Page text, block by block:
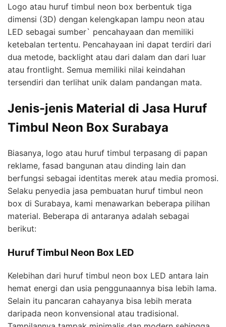
Logo atau huruf timbul neon box berbentuk tiga
dimensi (3D) dengan kelengkapan lampu neon atau
LED sebagai sumber` pencahayaan dan memiliki
ketebalan tertentu. Pencahayaan ini dapat terdiri dari
dua metode, backlight atau dari dalam dan dari luar
atau frontlight. Semua memiliki nilai keindahan
tersendiri dan terlihat unik dalam pandangan mata.
Jenis-jenis Material di Jasa Huruf
Timbul Neon Box Surabaya
Biasanya, logo atau huruf timbul terpasang di papan
reklame, fasad bangunan atau dinding lain dan
berfungsi sebagai identitas merek atau media promosi.
Selaku penyedia jasa pembuatan huruf timbul neon
box di Surabaya, kami menawarkan beberapa pilihan
material. Beberapa di antaranya adalah sebagai
berikut:
Huruf Timbul Neon Box LED
Kelebihan dari huruf timbul neon box LED antara lain
hemat energi dan usia penggunaannya bisa lebih lama.
Selain itu pancaran cahayanya bisa lebih merata
daripada neon konvensional atau tradisional.